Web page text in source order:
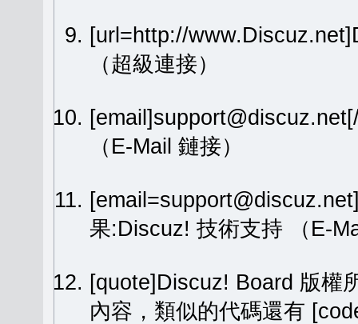
[url=http://
（超級連接）
（E-Mail 鏈接）
果:Discuz! 技術支持 （E-
[quote]Discuz! Board 版
內容，類似的代碼還有